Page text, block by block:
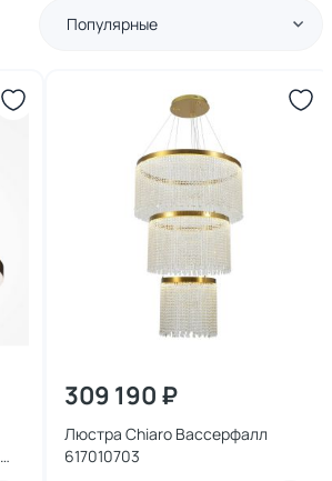
Популярные
309 190 ₽
Люстра Chiaro Вассерфалл
617010703